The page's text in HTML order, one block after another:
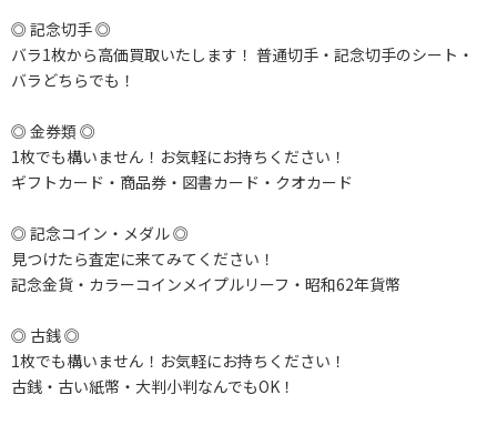
◎ 記念切手 ◎
バラ1枚から高価買取いたします！ 普通切手・記念切手のシート・
バラどちらでも！
◎ 金券類 ◎
1枚でも構いません！お気軽にお持ちください！
ギフトカード・商品券・図書カード・クオカード
◎ 記念コイン・メダル ◎
見つけたら査定に来てみてください！
記念金貨・カラーコインメイプルリーフ・昭和62年貨幣
◎ 古銭 ◎
1枚でも構いません！お気軽にお持ちください！
古銭・古い紙幣・大判小判なんでもOK！